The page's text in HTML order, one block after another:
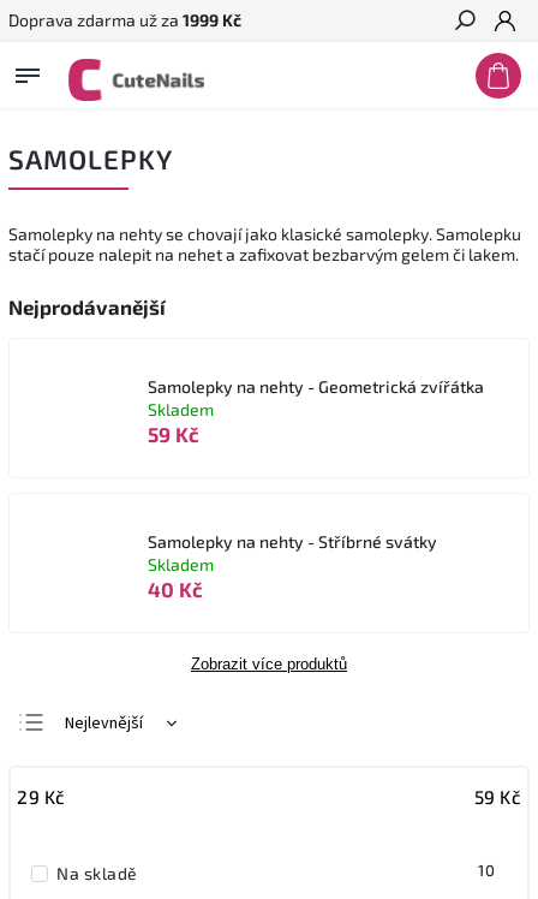
Doprava zdarma už za 1999 Kč
Hledat
SAMOLEPKY
Samolepky na nehty se chovají jako klasické samolepky. Samolepku
stačí pouze nalepit na nehet a zafixovat bezbarvým gelem či lakem.
Nejprodávanější
Samolepky na nehty - Geometrická zvířátka
Skladem
59 Kč
Samolepky na nehty - Stříbrné svátky
Skladem
40 Kč
Zobrazit více produktů
Nejlevnější
29 Kč 59 Kč
Na skladě 10